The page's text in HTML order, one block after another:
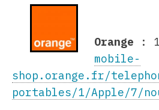
Orange :
mobile-
shop.orange.fr/
portables/1/Apple/7/